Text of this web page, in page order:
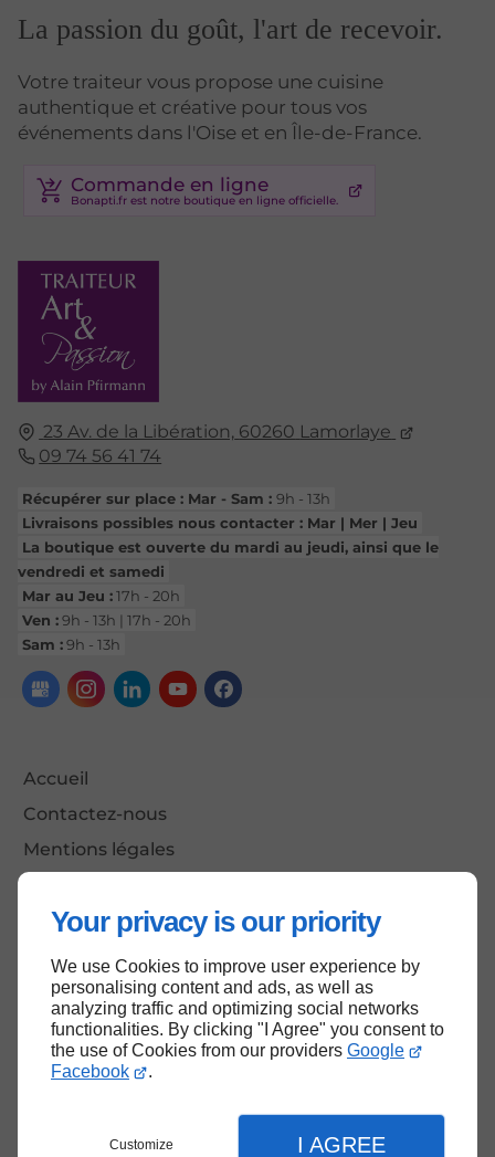
Your privacy is our priority
We use Cookies to improve user experience by
personalising content and ads, as well as
analyzing traffic and optimizing social networks
functionalities. By clicking "I Agree" you consent to
the use of Cookies from our providers Google
Facebook
.
Customize I AGREE
23 Av. de la Libération, 60260 Lamorlaye
09 74 56 41 74
Récupérer sur place : Mar - Sam :9h - 13h
Livraisons possibles nous contacter : Mar | Mer | Jeu
La boutique est ouverte du mardi au jeudi, ainsi que le
vendredi et samedi
Mar au Jeu :17h - 20h
Ven :9h - 13h | 17h - 20h
Sam :9h - 13h
Accueil
Contactez-nous
Mentions légales
La passion du goût, l'art de recevoir.
Votre traiteur vous propose une cuisine
authentique et créative pour tous vos
événements dans l'Oise et en Île-de-France.
Commande en ligne
Haut de page